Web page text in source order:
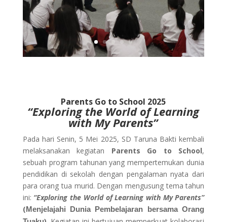
Parents Go to School 2025
“Exploring the World of Learning
with My Parents”
Pada hari Senin, 5 Mei 2025, SD Taruna Bakti kembali
melaksanakan kegiatan Parents Go to School,
sebuah program tahunan yang mempertemukan dunia
pendidikan di sekolah dengan pengalaman nyata dari
para orang tua murid. Dengan mengusung tema tahun
ini: “Exploring the World of Learning with My Parents”
( Menjelajahi Dunia Pembelajaran bersama Orang